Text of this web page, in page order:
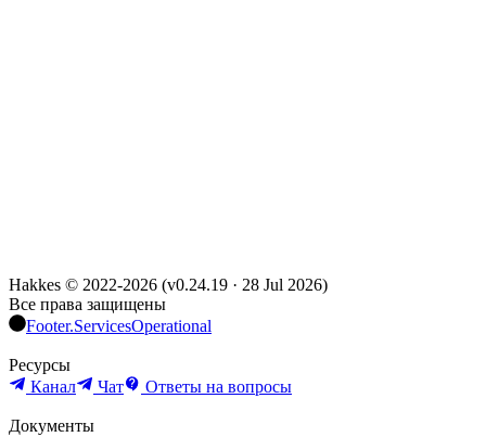
Hakkes © 2022-2026 (v0.24.19 · 28 Jul 2026)
Все права защищены
Footer.ServicesOperational
Ресурсы
Канал
Чат Ответы на вопросы
Документы